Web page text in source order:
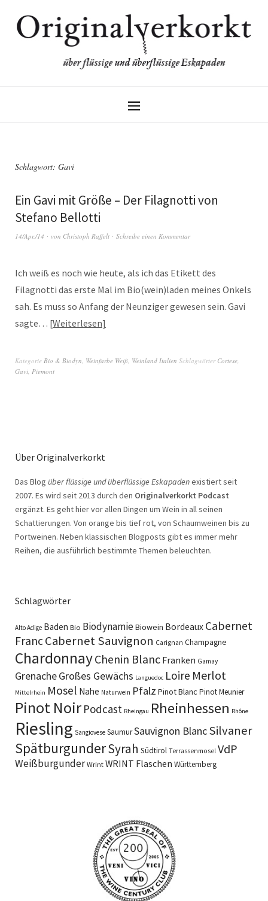
Schlagwort: Gavi
Ein Gavi mit Größe – Der Filagnotti von
Stefano Bellotti
14/Apr./14 von Christoph Raffelt Schreibe einen Kommentar
Ich weiß es noch wie heute, als ich das Etikett des
Filagnotti das erste Mal im Bio(wein)laden meines Onkels
sah. Es muss so Anfang der Neunziger gewesen sein. Gavi
sagte… Weiterlesen
Kategorie Bio & Biodyn Weinfarbe Weiß Weinland Italien Schlagwörter Cortese
Gavi Piemont
Über Originalverkorkt
Das Blog über flüssige und überflüssige Eskapadenexistiert seit
2007. Es wird seit 2013 durch den Originalverkorkt Podcast
ergänzt. Es geht hier vor allen Dingen um Wein in all seinen
Schattierungen. Von orange bis tief rot, von Schaumweinen bis zu
Portweinen. Neben klassischen Blogposts gibt es immer mehr
Reihen, die ausführlich bestimmte Themen beleuchten.
Schlagwörter
Alto Adige Baden Bio BiodynamieBiowein Bordeaux Cabernet
FrancCabernet Sauvignon Carignan Champagne
ChardonnayChenin Blanc Franken Gamay
GrenacheGroßes Gewächs Languedoc Loire Merlot
Mittelrhein Mosel Nahe Naturwein Pfalz Pinot Blanc Pinot Meunier
Pinot Noir Podcast Rheingau Rheinhessen Rhône
Riesling Sangiovese SaumurSauvignon BlancSilvaner
SpätburgunderSyrah Südtirol Terrassenmosel VdP
Weißburgunder Wrint WRINT Flaschen Württemberg